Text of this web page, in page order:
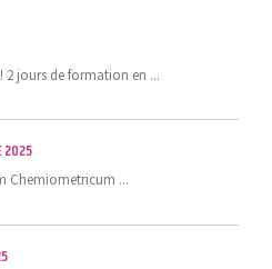
2 jours de formation en ...
2025
Chemiometricum ...